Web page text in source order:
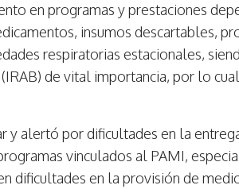
en programas y prestaciones
insumos descartables,
respiratorias estacionales,
de vital importancia, por lo
y alertó por dificultades en la
vinculados al PAMI,
dificultades en la provisión de